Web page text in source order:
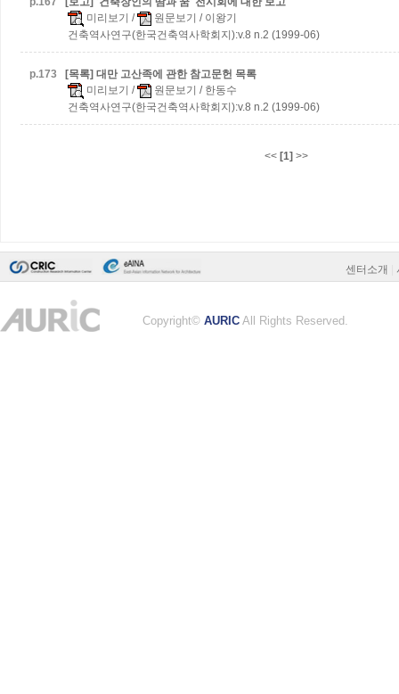
미리보기 / 원문보기 / 이왕기
건축역사연구(한국건축역사학회지):v.8 n.2 (1999-06)
p.173
[목록] 대만 고산족에 관한 참고문헌 목록
미리보기 / 원문보기 / 한동수
건축역사연구(한국건축역사학회지):v.8 n.2 (1999-06)
<< [1] >>
센터소개
Copyright© AURIC All Rights Reserved.